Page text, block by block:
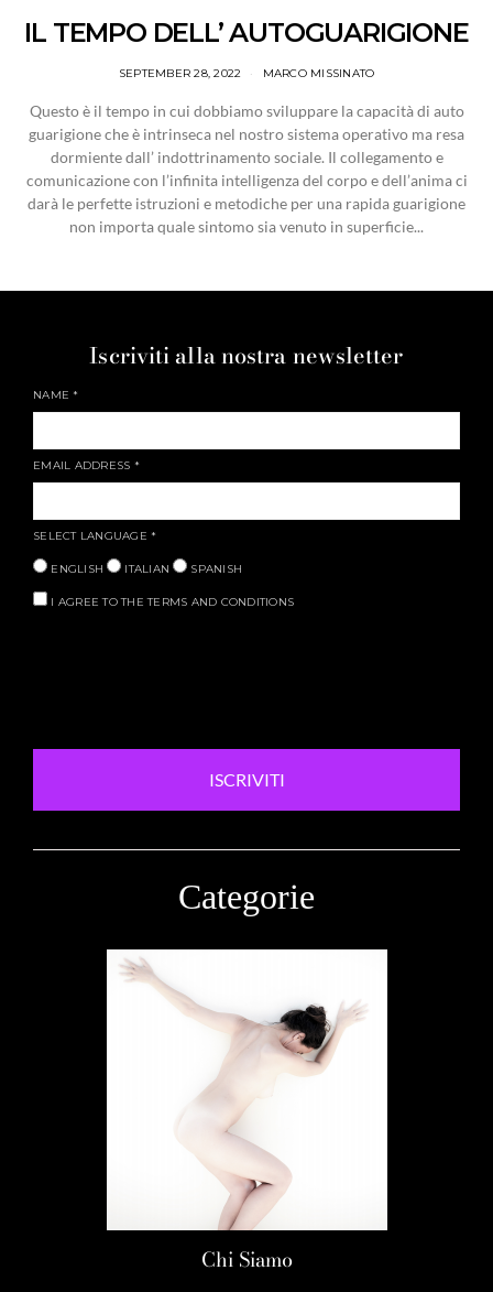
IL TEMPO DELL’ AUTOGUARIGIONE
SEPTEMBER 28, 2022 MARCO MISSINATO
Questo è il tempo in cui dobbiamo sviluppare la capacità di auto
guarigione che è intrinseca nel nostro sistema operativo ma resa
dormiente dall’ indottrinamento sociale. Il collegamento e
comunicazione con l’infinita intelligenza del corpo e dell’anima ci
darà le perfette istruzioni e metodiche per una rapida guarigione
non importa quale sintomo sia venuto in superficie...
Iscriviti alla nostra newsletter
NAME*
EMAIL ADDRESS *
SELECT LANGUAGE *
ENGLISH ITALIAN SPANISH
I AGREE TO THE TERMS AND CONDITIONS
ISCRIVITI
Categorie
Chi Siamo